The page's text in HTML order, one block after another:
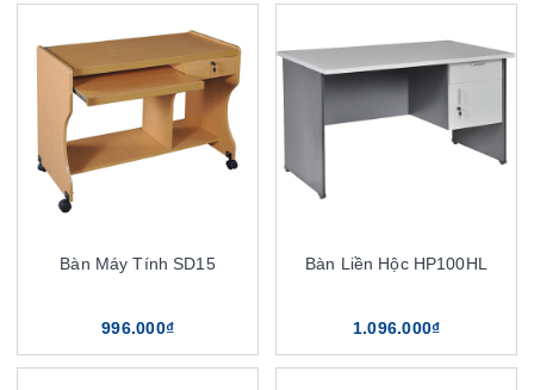
Bàn Máy Tính SD15
996.000₫
Bàn Liền Hộc HP100HL
1.096.000₫